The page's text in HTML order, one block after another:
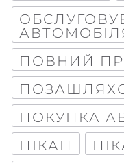
ПОВНИЙ
ПОКУПКА
ПІКАП